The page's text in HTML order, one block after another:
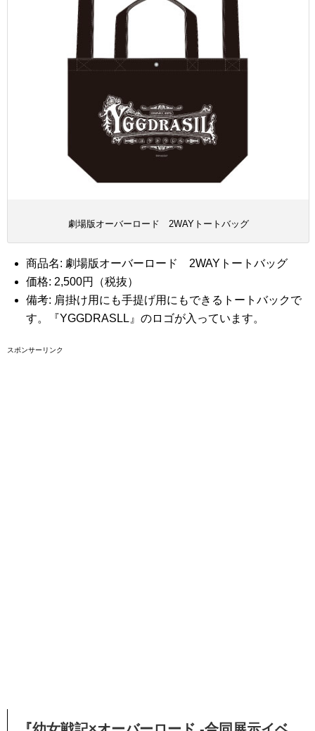
劇場版オーバーロード 2WAYトートバッグ
商品名: 劇場版オーバーロード 2WAYトートバッグ
価格: 2,500円（税抜）
備考: 肩掛け用にも手提げ用にもできるトートバックで
す。『YGGDRASLL』のロゴが入っています。
スポンサーリンク